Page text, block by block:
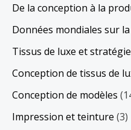
De la conception à la
Données mondiales sur
Tissus de luxe et
Conception de tissus de
Conception de modèles
Impression et teinture (3)